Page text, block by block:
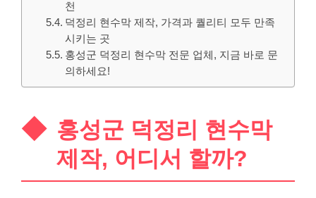
천
덕정리 현수막 제작, 가격과 퀄리티 모두 만족
시키는 곳
홍성군 덕정리 현수막 전문 업체, 지금 바로 문
의하세요!
홍성군 덕정리 현수막
제작, 어디서 할까?